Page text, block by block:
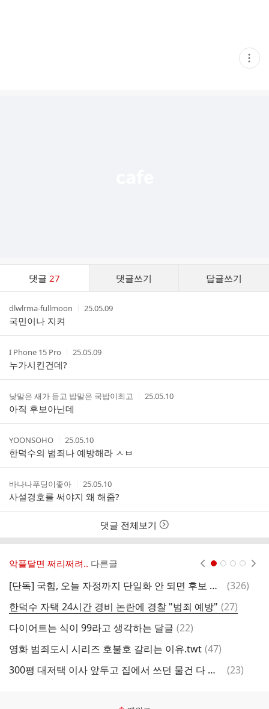
현
재
댓글27 댓글쓰기 답글쓰기
스
작
성
자
dlwlrma-fullmoon
작
간
25.05.09
국민이나 지켜
작
성
자
I Phone 15 Pro
작
간
25.05.09
누가시킨건데?
작
성
자
낮말은 새가 듣고 밥말은 국밥이최고
작
간
25.05.10
아직 후보아닌데
작
성
자
YOONSOHO
작
성
시
간
25.05.10
한덕수의 범죄나 예방해라 ㅅㅂ
작
성
자
바나나푸딩이좋아
작
성
시
간
25.05.10
사설경호를 써야지 왜 해줌?
댓글 전체보기
악플달면 쩌리쩌려.. 다른글
[단독] 국힘, 오늘 자정까지 단일화 안 되면 후보 재선출키로
댓
(326)
한덕수 자택 24시간 경비 논란에 경찰 "범죄 예방" 댓
글
(27)
다이어트는 식이 99라고 생각하는 달글 댓
(22)
영화 범죄도시 시리즈 호불호 갈리는 이유.twt 댓
(47)
300평 대저택 이사 앞두고 집에서 쓰던 물건 다 판다는 브라이언 근황
댓
(23)